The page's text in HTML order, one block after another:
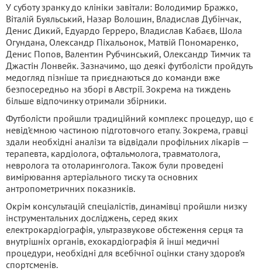
У суботу зранку до клініки завітали: Володимир Бражко,
Віталій Буяльський, Назар Волошин, Владислав Дубінчак,
Денис Дикий, Едуардо Герреро, Владислав Кабаєв, Шола
Огундана, Олександр Піхальонок, Матвій Пономаренко,
Денис Попов, Валентин Рубчинський, Олександр Тимчик та
Джастін Лонвейк. Зазначимо, що деякі футболісти пройдуть
медогляд пізніше та приєднаються до команди вже
безпосередньо на зборі в Австрії. Зокрема на тиждень
більше відпочинку отримали збірники.
Футболісти пройшли традиційний комплекс процедур, що є
невід’ємною частиною підготовчого етапу. Зокрема, гравці
здали необхідні аналізи та відвідали профільних лікарів —
терапевта, кардіолога, офтальмолога, травматолога,
невролога та отоларинголога. Також були проведені
вимірювання артеріального тиску та основних
антропометричних показників.
Окрім консультацій спеціалістів, динамівці пройшли низку
інструментальних досліджень, серед яких
електрокардіографія, ультразвукове обстеження серця та
внутрішніх органів, ехокардіографія й інші медичні
процедури, необхідні для всебічної оцінки стану здоров’я
спортсменів.